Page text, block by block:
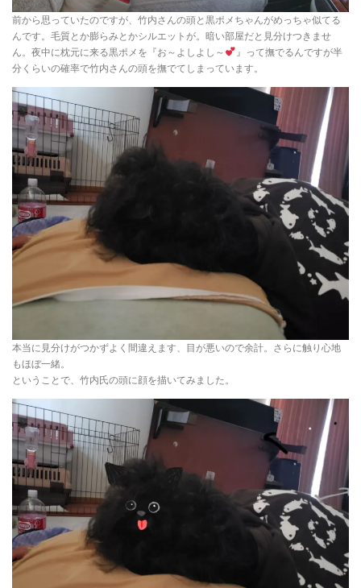
前から思っていたのですが、竹内さんの頭と黒ポメちゃんがめっちゃ似てる
んです。毛質とか膨らみとかシルエットが。暗い部屋だと見分けつきませ
ん。夜中に枕元に来る黒ポメを『お～よしよし～
』って撫でるんですが半
分くらいの確率で竹内さんの頭を撫でてしまっています。
本当に見分けがつかずよく間違えます、目が悪いので余計。さらに触り心地
もほぼ一緒。
ということで、竹内氏の頭に顔を描いてみました。